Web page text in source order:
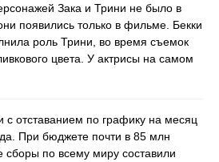
Зака и Трини не было в
появились только в фильме. Бекки
роль Трини, во время съемок
цвета. У актрисы на самом
с отставанием по графику на месяц
При бюджете почти в 85 млн
сборы по всему миру составили